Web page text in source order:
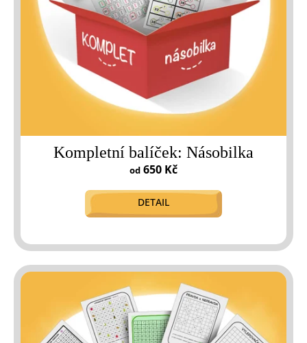
Kompletní balíček: Násobilka
od 650 Kč
DETAIL